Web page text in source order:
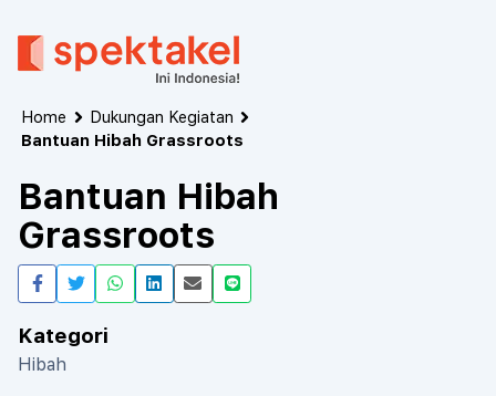
Home
Dukungan Kegiatan
Bantuan Hibah Grassroots
Bantuan Hibah
Grassroots
Kategori
Hibah